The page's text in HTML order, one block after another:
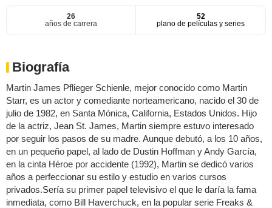
26
años de carrera
52
plano de películas y series
Biografía
Martin James Pflieger Schienle, mejor conocido como Martin
Starr, es un actor y comediante norteamericano, nacido el 30 de
julio de 1982, en Santa Mónica, California, Estados Unidos. Hijo
de la actriz, Jean St. James, Martin siempre estuvo interesado
por seguir los pasos de su madre. Aunque debutó, a los 10 años,
en un pequeño papel, al lado de Dustin Hoffman y Andy García,
en la cinta Héroe por accidente (1992), Martin se dedicó varios
años a perfeccionar su estilo y estudio en varios cursos
privados.Sería su primer papel televisivo el que le daría la fama
inmediata, como Bill Haverchuck, en la popular serie Freaks &